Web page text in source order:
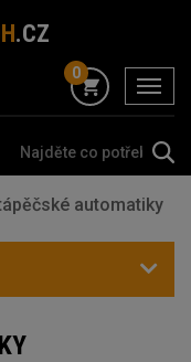
.CZ
menu
0
automatiky